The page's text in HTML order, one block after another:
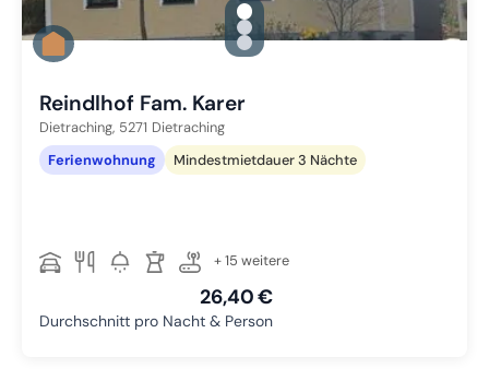
gallery.slide_selector
Zu Slide 1 wechseln
Zu Slide 2 wechseln
Zu Slide 3 wechseln
Reindlhof Fam. Karer
Dietraching, 5271 Dietraching
Ferienwohnung
Mindestmietdauer 3 Nächte
+ 15 weitere
26,40 €
Durchschnitt pro Nacht & Person